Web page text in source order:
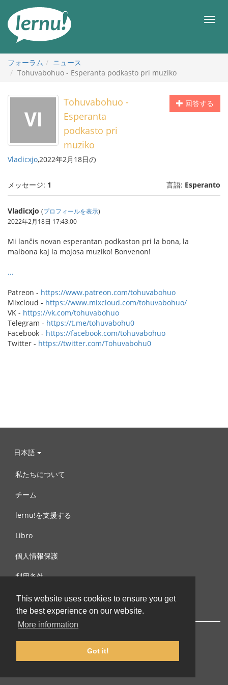
This website uses cookies to ensure you get
the best experience on our website.
More information
Got it!
メ
フォーラム
ニュース
Tohuvabohuo - Esperanta podkasto pri muziko
回答する
Tohuvabohuo -
Esperanta
podkasto pri
muziko
Vladicxjo,2022年2月18日の
メッセージ: 1 言語: Esperanto
Vladicxjo (プロフィールを表示)
2022年2月18日 17:43:00
Mi lanĉis novan esperantan podkaston pri la bona, la
malbona kaj la mojosa muziko! Bonvenon!
...
Patreon - https://www.patreon.com/tohuvabohuo
Mixcloud - https://www.mixcloud.com/tohuvabohuo/
VK - https://vk.com/tohuvabohuo
Telegram - https://t.me/tohuvabohu0
Facebook - https://facebook.com/tohuvabohuo
Twitter - https://twitter.com/Tohuvabohu0
日本語
私たちについて
チーム
lernu!を支援する
Libro
個人情報保護
利用条件
お問合せ
© 2002-2026 lernu.net |Impressum